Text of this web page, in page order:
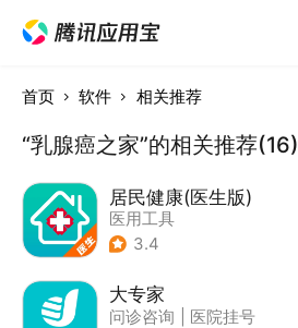
首页 软件 相关推荐
“乳腺癌之家”的相关推荐(16)
居民健康(医生版)
医用工具
3.4
大专家
问诊咨询
医院挂号